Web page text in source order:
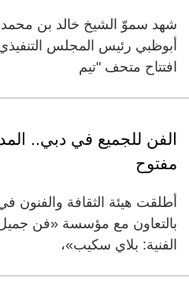
شهد سموّ الشيخ خالد بن محمد
أبوظبي رئيس المجلس
افتتاح متحف "تيم
الفن للجميع في دبي..
مفتوح
أطلقت هيئة الثقافة والفنون
بالتعاون مع مؤسسة «فن
الفنية: بلاي سكيب»،